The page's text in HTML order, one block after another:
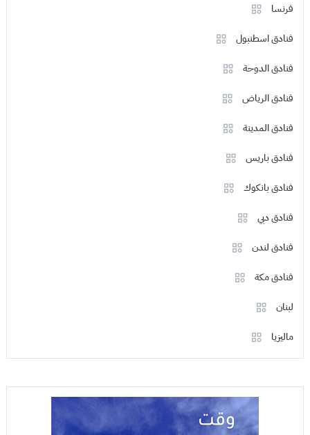
فرنسا
فنادق اسطنبول
فنادق الدوحة
فنادق الرياض
فنادق المدينة
فنادق باريس
فنادق بانكوك
فنادق دبي
فنادق لندن
فنادق مكة
لبنان
ماليزيا